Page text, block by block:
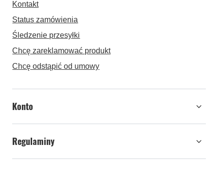
Zamówienia
Status zamówienia
Chcę zareklamować produkt
Chcę odstąpić od umowy